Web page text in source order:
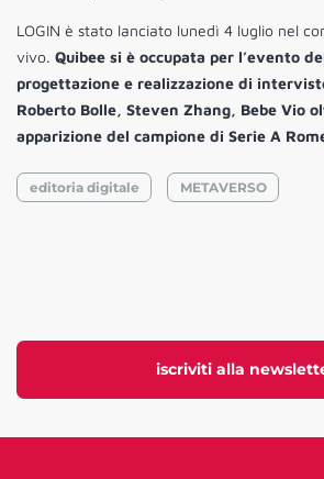
iscriviti alla
LOGIN è stato lanciato lunedì 4 luglio nel
vivo. Quibee si è occupata per l’evento
progettazione e realizzazione di
Roberto Bolle, Steven Zhang, Bebe Vio
apparizione del campione di Serie A
editoria digitale METAVERSO